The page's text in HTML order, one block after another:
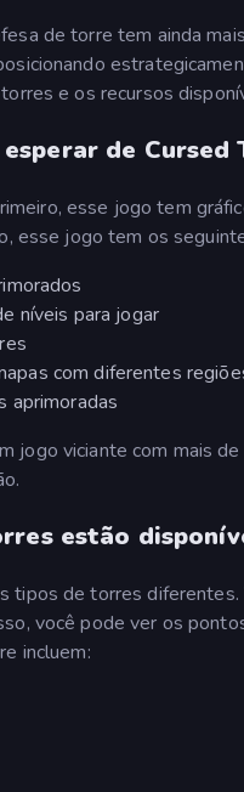
de torre tem ainda
e os recursos
de Cursed
esse jogo tem
esse jogo tem os
níveis para jogar
com diferentes
aprimoradas
jogo viciante com mais
estão
tipos de torres
você pode ver os
incluem: